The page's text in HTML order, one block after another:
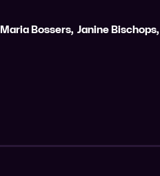
Maria Bossers, Janine Bischops,